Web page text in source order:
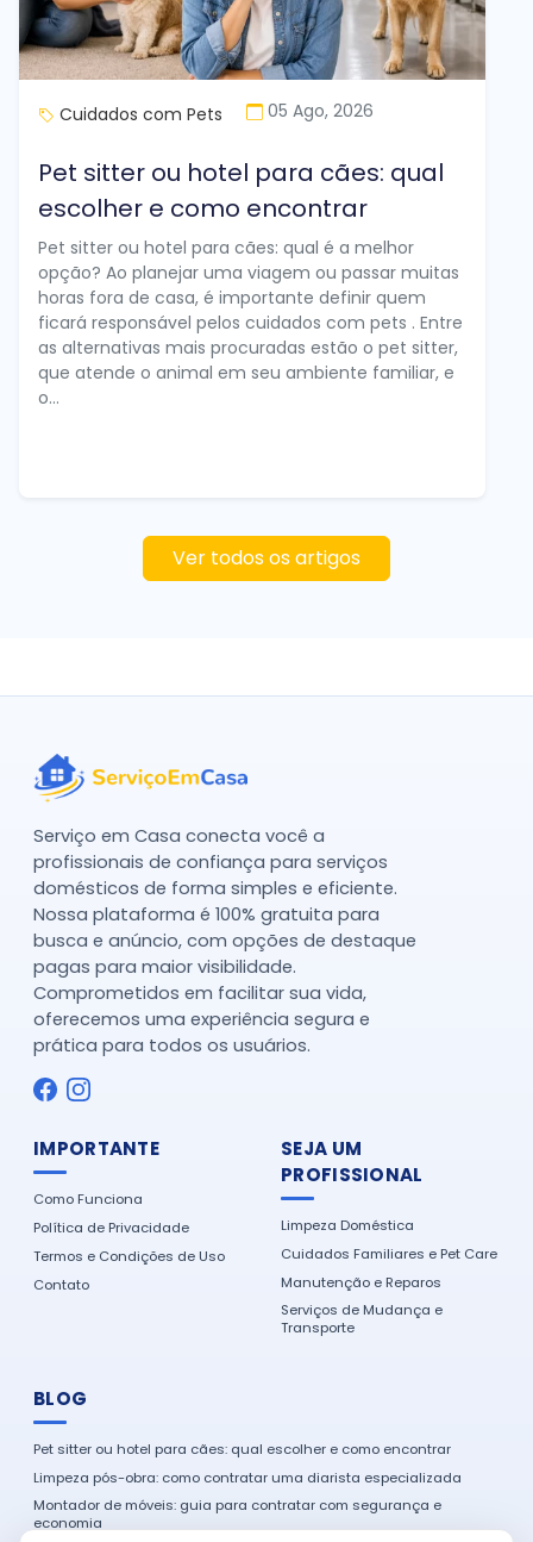
Cuidados com Pets 05 Ago, 2026
Pet sitter ou hotel para cães: qual
escolher e como encontrar
Pet sitter ou hotel para cães: qual é a melhor
opção? Ao planejar uma viagem ou passar muitas
horas fora de casa, é importante definir quem
ficará responsável pelos cuidados com pets . Entre
as alternativas mais procuradas estão o pet sitter,
que atende o animal em seu ambiente familiar, e
o...
Ver todos os artigos
Serviço em Casa conecta você a
profissionais de confiança para serviços
domésticos de forma simples e eficiente.
Nossa plataforma é 100% gratuita para
busca e anúncio, com opções de destaque
pagas para maior visibilidade.
Comprometidos em facilitar sua vida,
oferecemos uma experiência segura e
prática para todos os usuários.
IMPORTANTE
Como Funciona
Política de Privacidade
Termos e Condições de Uso
Contato
SEJA UM
PROFISSIONAL
Limpeza Doméstica
Cuidados Familiares e Pet Care
Manutenção e Reparos
Serviços de Mudança e
Transporte
BLOG
Pet sitter ou hotel para cães: qual escolher e como encontrar
Limpeza pós-obra: como contratar uma diarista especializada
Montador de móveis: guia para contratar com segurança e
economia